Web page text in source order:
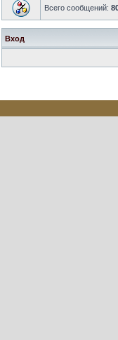
Всего сообщений:
Вход